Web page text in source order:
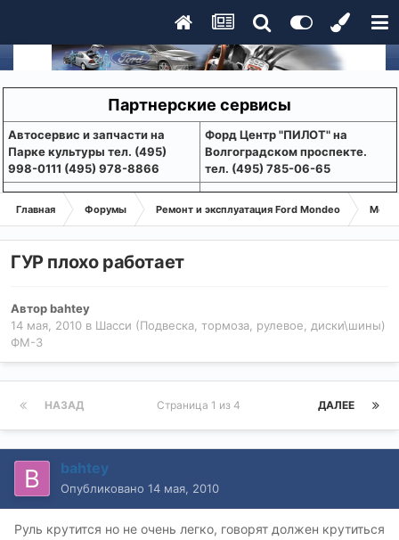
Партнерские сервисы
Aвтосервис и запчасти на
Парке культуры тел. (495)
998-0111 (495) 978-8866
Форд Центр "ПИЛОТ" на
Волгоградском проспекте.
тел. (495) 785-06-65
Главная Форумы Ремонт и эксплуатация Ford Mondeo
ГУР плохо работает
Авторbahtey
14 мая, 2010 в Шасси (Подвеска, тормоза, рулевое, диски\шины)
ФМ-3
НАЗАД ДАЛЕЕ
Страница 1 из 4
bahtey
Опубликовано 14 мая, 2010
Руль крутится но не очень легко, говорят должен крутиться